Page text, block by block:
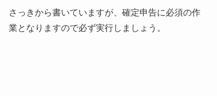
さっきから書いていますが、確定申告に必須の作
業となりますので必ず実行しましょう。